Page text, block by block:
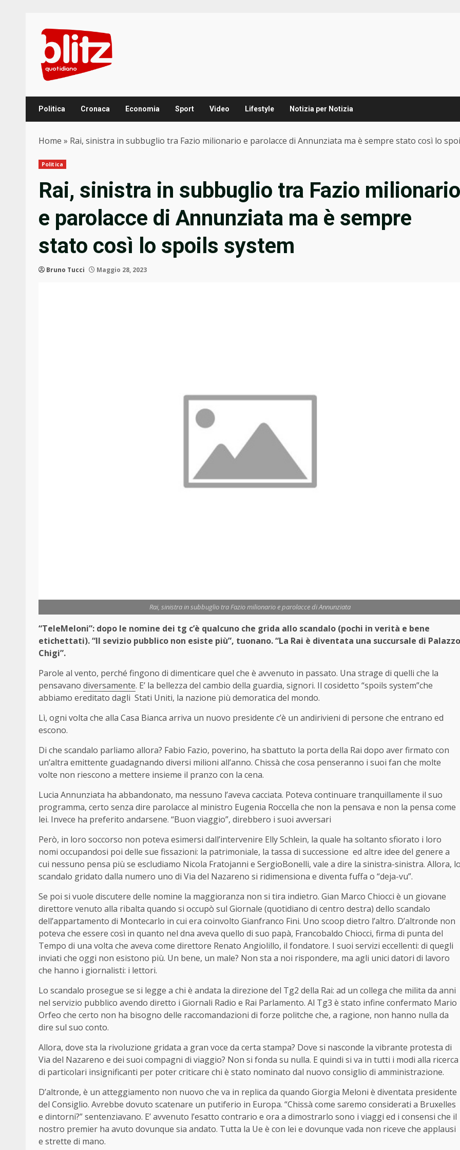
content
Politica Cronaca Economia Sport Video Lifestyle Notizia per Notizia
Home » Rai, sinistra in subbuglio tra Fazio milionario e parolacce di Annunziata ma è sempre stato così lo
Politica
Rai, sinistra in subbuglio tra Fazio milionario
e parolacce di Annunziata ma è sempre
stato così lo spoils system
Bruno Tucci Maggio 28, 2023
Rai, sinistra in subbuglio tra Fazio milionario e parolacce di Annunziata
“TeleMeloni”: dopo le nomine dei tg c’è qualcuno che grida allo scandalo (pochi in verità e bene
etichettati). “Il sevizio pubblico non esiste più”, tuonano. “La Rai è diventata una succursale di Palazzo
Chigi”.
Parole al vento, perché fingono di dimenticare quel che è avvenuto in passato. Una strage di quelli che la
pensavano diversamente. E’ la bellezza del cambio della guardia, signori. Il cosidetto “spoils system”che
abbiamo ereditato dagli Stati Uniti, la nazione più demoratica del mondo.
Lì, ogni volta che alla Casa Bianca arriva un nuovo presidente c’è un andirivieni di persone che entrano ed
escono.
Di che scandalo parliamo allora? Fabio Fazio, poverino, ha sbattuto la porta della Rai dopo aver firmato con
un’altra emittente guadagnando diversi milioni all’anno. Chissà che cosa penseranno i suoi fan che molte
volte non riescono a mettere insieme il pranzo con la cena.
Lucia Annunziata ha abbandonato, ma nessuno l’aveva cacciata. Poteva continuare tranquillamente il suo
programma, certo senza dire parolacce al ministro Eugenia Roccella che non la pensava e non la pensa come
lei. Invece ha preferito andarsene. “Buon viaggio”, direbbero i suoi avversari
Però, in loro soccorso non poteva esimersi dall’intervenire Elly Schlein, la quale ha soltanto sfiorato i loro
nomi occupandosi poi delle sue fissazioni: la patrimoniale, la tassa di successione ed altre idee del genere a
cui nessuno pensa più se escludiamo Nicola Fratojanni e SergioBonelli, vale a dire la sinistra-sinistra. Allora,
scandalo gridato dalla numero uno di Via del Nazareno si ridimensiona e diventa fuffa o “deja-vu”.
Se poi si vuole discutere delle nomine la maggioranza non si tira indietro. Gian Marco Chiocci è un giovane
direttore venuto alla ribalta quando si occupò sul Giornale (quotidiano di centro destra) dello scandalo
dell’appartamento di Montecarlo in cui era coinvolto Gianfranco Fini. Uno scoop dietro l’altro. D’altronde non
poteva che essere così in quanto nel dna aveva quello di suo papà, Francobaldo Chiocci, firma di punta del
Tempo di una volta che aveva come direttore Renato Angiolillo, il fondatore. I suoi servizi eccellenti: di quegli
inviati che oggi non esistono più. Un bene, un male? Non sta a noi rispondere, ma agli unici datori di lavoro
che hanno i giornalisti: i lettori.
Lo scandalo prosegue se si legge a chi è andata la direzione del Tg2 della Rai: ad un collega che milita da anni
nel servizio pubblico avendo diretto i Giornali Radio e Rai Parlamento. Al Tg3 è stato infine confermato Mario
Orfeo che certo non ha bisogno delle raccomandazioni di forze politche che, a ragione, non hanno nulla da
dire sul suo conto.
Allora, dove sta la rivoluzione gridata a gran voce da certa stampa? Dove si nasconde la vibrante protesta di
Via del Nazareno e dei suoi compagni di viaggio? Non si fonda su nulla. E quindi si va in tutti i modi alla ricerca
di particolari insignificanti per poter criticare chi è stato nominato dal nuovo consiglio di amministrazione.
D’altronde, è un atteggiamento non nuovo che va in replica da quando Giorgia Meloni è diventata presidente
del Consiglio. Avrebbe dovuto scatenare un putiferio in Europa. “Chissà come saremo considerati a Bruxelles
e dintorni?” sentenziavano. E’ avvenuto l’esatto contrario e ora a dimostrarlo sono i viaggi ed i consensi che il
nostro premier ha avuto dovunque sia andato. Tutta la Ue è con lei e dovunque vada non riceve che applausi
e strette di mano.